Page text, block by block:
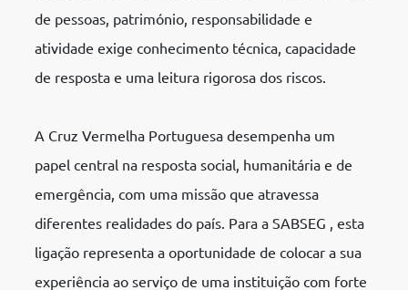
de pessoas, património, responsabilidade e
atividade exige conhecimento técnica, capacidade
de resposta e uma leitura rigorosa dos riscos.
A Cruz Vermelha Portuguesa desempenha um
papel central na resposta social, humanitária e de
emergência, com uma missão que atravessa
diferentes realidades do país. Para a SABSEG , esta
ligação representa a oportunidade de colocar a sua
experiência ao serviço de uma instituição com forte